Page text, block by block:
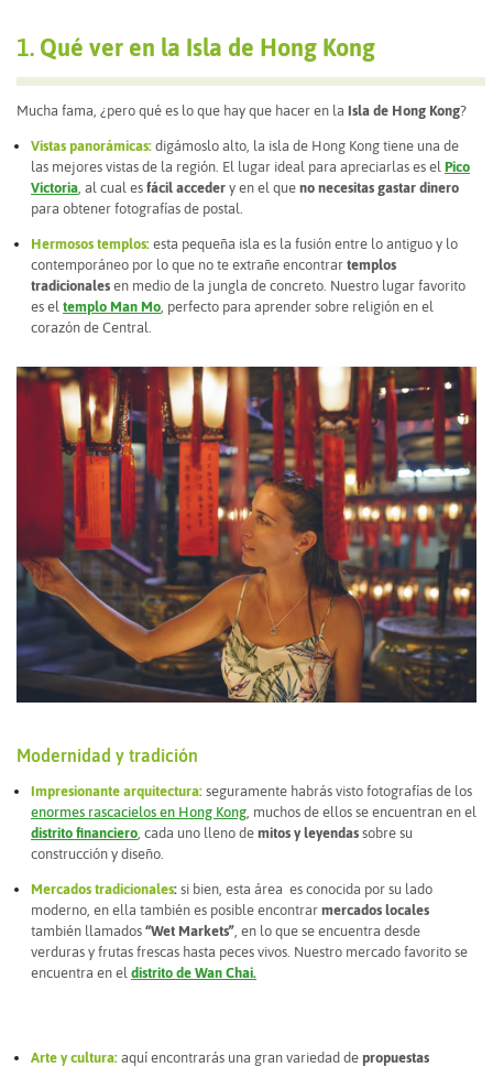
1. Qué ver en la Isla de Hong Kong
Mucha fama, ¿pero qué es lo que hay que hacer en la Isla de Hong Kong?
Vistas panorámicas: digámoslo alto, la isla de Hong Kong tiene una de
las mejores vistas de la región. El lugar ideal para apreciarlas es el Pico
Victoria , al cual es fácil acceder y en el que no necesitas gastar dinero
para obtener fotografías de postal.
Hermosos templos: esta pequeña isla es la fusión entre lo antiguo y lo
contemporáneo por lo que no te extrañe encontrar templos
tradicionales en medio de la jungla de concreto. Nuestro lugar favorito
es el templo Man Mo , perfecto para aprender sobre religión en el
corazón de Central.
Modernidad y tradición
Impresionante arquitectura: seguramente habrás visto fotografías de los
enormes rascacielos en Hong Kong , muchos de ellos se encuentran en el
distrito financiero , cada uno lleno de mitos y leyendas sobre su
construcción y diseño.
Mercados tradicionales: si bien, esta área es conocida por su lado
moderno, en ella también es posible encontrar mercados locales
también llamados “Wet Markets” , en lo que se encuentra desde
verduras y frutas frescas hasta peces vivos. Nuestro mercado favorito se
encuentra en el distrito de Wan Chai.
Arte y cultura: aquí encontrarás una gran variedad de propuestas